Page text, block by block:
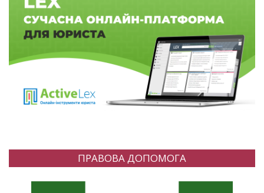
ПРАВОВА ДОПОМОГА